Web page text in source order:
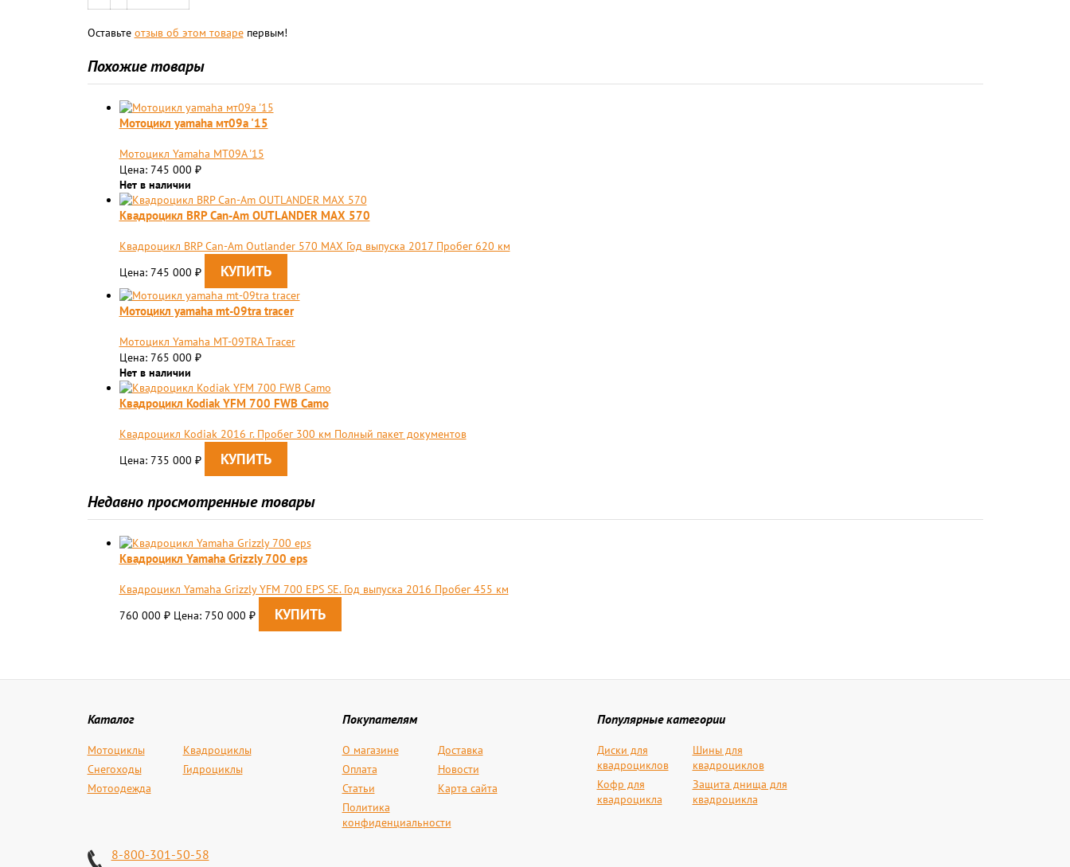
Оставьте отзыв об этом товарепервым!
Похожие товары
Мотоцикл yamaha мт09a '15
Мотоцикл Yamaha МТ09A '15
Цена: 745 000 ₽
Нет в наличии
Квадроцикл BRP Can-Am OUTLANDER MAX 570
Квадроцикл BRP Сan-Am Outlander 570 MAX Год выпуска 2017 Пробег 620 км
Цена: 745 000 ₽
Мотоцикл yamaha mt-09tra tracer
Мотоцикл Yamaha MT-09TRA Tracer
Цена: 765 000 ₽
Нет в наличии
Квадроцикл Kodiak YFM 700 FWB Camo
Квадроцикл Kodiak 2016 г. Пробег 300 км Полный пакет документов
Цена: 735 000 ₽
Недавно просмотренные товары
Квадроцикл Yamaha Grizzly 700 eps
Квадроцикл Yamaha Grizzly YFM 700 EPS SE. Год выпуска 2016 Пробег 455 км
760 000 ₽ Цена: 750 000 ₽
Каталог
Мотоциклы
Квадроциклы
Снегоходы
Гидроциклы
Мотоодежда
Покупателям
О магазине
Доставка
Оплата
Новости
Статьи
Карта сайта
Политика
конфиденциальности
Популярные категории
Диски для
квадроциклов
Шины для
квадроциклов
Кофр для
квадроцикла
Защита днища для
квадроцикла
8-800-301-50-58